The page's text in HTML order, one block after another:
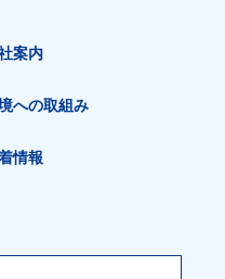
案内
への取組み
情報